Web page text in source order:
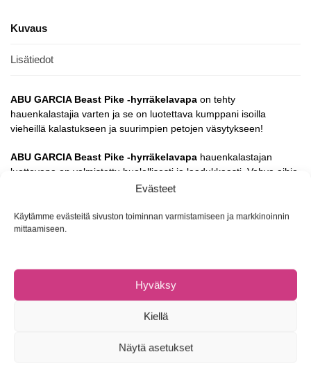
Evästeet
Käytämme evästeitä sivuston toiminnan varmistamiseen ja markkinoinnin
mittaamiseen.
Hyväksy
Kiellä
Näytä asetukset
Kuvaus
Lisätiedot
ABU GARCIA Beast Pike -hyrräkelavapa on tehty
hauenkalastajia varten ja se on luotettava kumppani isoilla
vieheillä kalastukseen ja suurimpien petojen väsytykseen!
ABU GARCIA Beast Pike -hyrräkelavapa hauenkalastajan
luottovapa on valmistettu huolellisesti ja laadukkaasti. Vahva aihio,
laadukkaat kestävät komponentit ja kelakiinnike sekä
vaihtoehdon etenkin niille hauenkalastajille, jotka hakevat
laadukasta haukivapaa, joka ei maksa maltaita. Saatavilla myös
Beast-sarjan vavat on kehitetty suurhaenkalastukseen
Jaksaa heittää isoja vieheitä ja taistella isojen haukien kanssa
Kestävä ja voimakas 24T hiilikuituaihio
Vahvat kahden jalan siimarenkaat ruostumatonta terästä